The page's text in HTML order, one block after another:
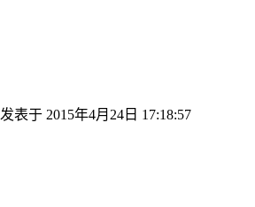
发表于 2015年4月24日 17:18:57